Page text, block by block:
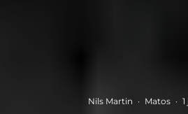
Nils Martin · Matos ·